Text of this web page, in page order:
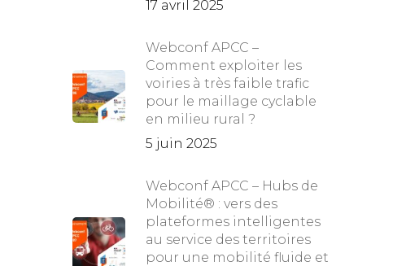
17 avril 2025
Webconf APCC –
Comment exploiter les
voiries à très faible trafic
pour le maillage cyclable
en milieu rural ?
5 juin 2025
Webconf APCC – Hubs de
Mobilité® : vers des
plateformes intelligentes
au service des territoires
pour une mobilité fluide et